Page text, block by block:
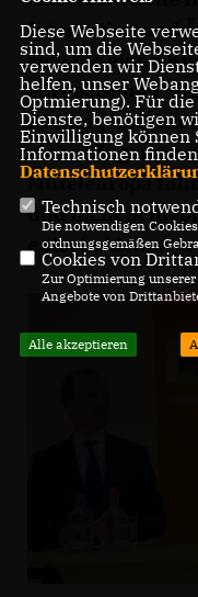
Integration und
sich für einen
europäischen
Rettung im
einem Zugang
Mitteleuropa
und nicht
entscheiden, wer
Diese Webseite
sind, um die
verwenden wir
helfen, unser
Optmierung). Für
Dienste, benötigen
Einwilligung können
Informationen
Technisch
Die notwendigen
ordnungsgemäßen
Cookies von
Zur Optimierung
Angebote von
Alle akzeptieren